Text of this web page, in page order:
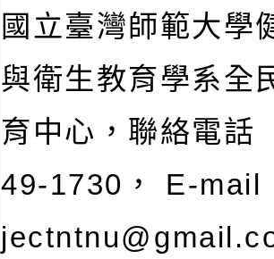
國立臺灣師範大學
與衛生教育學系全
育中心，聯絡電話
49-1730， E-mail